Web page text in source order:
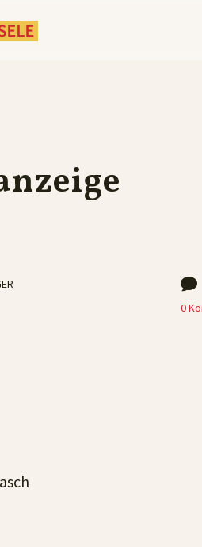

0